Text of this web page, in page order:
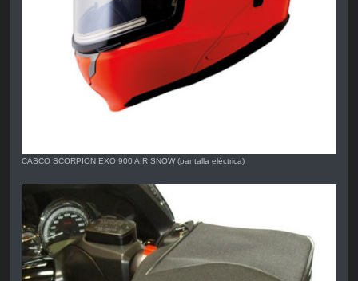
CASCO SCORPION EXO 900 AIR SNOW (pantalla eléctrica)